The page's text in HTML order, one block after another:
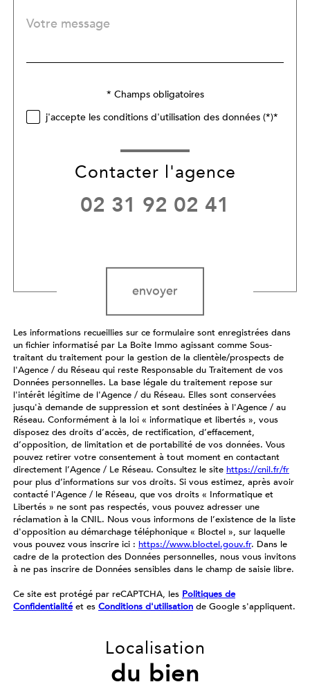
Fieldset
défaut
Message
*
Validation* Champs obligatoires
j'accepte les conditions d'utilisation des données (*)*
Contacter l'agence
02 31 92 02 41
envoyer
Les informations recueillies sur ce formulaire sont enregistrées dans
un fichier informatisé par La Boite Immo agissant comme Sous-
traitant du traitement pour la gestion de la clientèle/prospects de
l'Agence / du Réseau qui reste Responsable du Traitement de vos
Données personnelles. La base légale du traitement repose sur
l'intérêt légitime de l'Agence / du Réseau. Elles sont conservées
jusqu'à demande de suppression et sont destinées à l'Agence / au
Réseau. Conformément à la loi « informatique et libertés », vous
disposez des droits d’accès, de rectification, d’effacement,
d’opposition, de limitation et de portabilité de vos données. Vous
pouvez retirer votre consentement à tout moment en contactant
directement l’Agence / Le Réseau. Consultez le site https://cnil.fr/fr
pour plus d’informations sur vos droits. Si vous estimez, après avoir
contacté l'Agence / le Réseau, que vos droits « Informatique et
Libertés » ne sont pas respectés, vous pouvez adresser une
réclamation à la CNIL. Nous vous informons de l’existence de la liste
d'opposition au démarchage téléphonique « Bloctel », sur laquelle
vous pouvez vous inscrire ici : https://www.bloctel.gouv.fr. Dans le
cadre de la protection des Données personnelles, nous vous invitons
à ne pas inscrire de Données sensibles dans le champ de saisie libre.
Ce site est protégé par reCAPTCHA, les Politiques de
Confidentialitéet es Conditions d'utilisation de Google s'appliquent.
Localisation
du bien